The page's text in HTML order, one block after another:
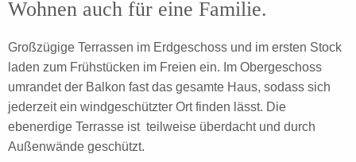
Wohnen auch für eine Familie.
Großzügige Terrassen im Erdgeschoss und im ersten Stock
laden zum Frühstücken im Freien ein. Im Obergeschoss
umrandet der Balkon fast das gesamte Haus, sodass sich
jederzeit ein windgeschützter Ort finden lässt. Die
ebenerdige Terrasse ist teilweise überdacht und durch
Außenwände geschützt.